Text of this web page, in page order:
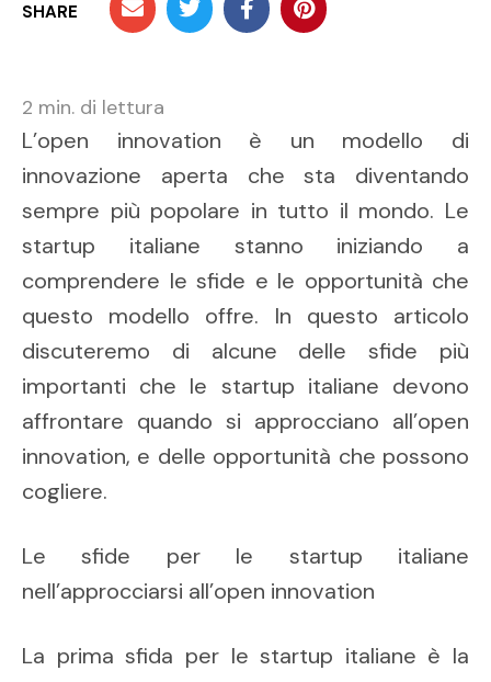
SHARE
2 min. di lettura
L’open innovation è un modello di
innovazione aperta che sta diventando
sempre più popolare in tutto il mondo. Le
startup italiane stanno iniziando a
comprendere le sfide e le opportunità che
questo modello offre. In questo articolo
discuteremo di alcune delle sfide più
importanti che le startup italiane devono
affrontare quando si approcciano all’open
innovation, e delle opportunità che possono
cogliere.
Le sfide per le startup italiane
nell’approcciarsi all’open innovation
La prima sfida per le startup italiane è la